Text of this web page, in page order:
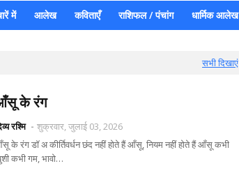
में आलेख कविताएँ राशिफल / पंचांग धार्मिक आलेख
सभी दिखाएं
के रंग
रश्मि
शुक्रवार, जुलाई 03, 2026
के रंग डॉ अ कीर्तिवर्धन छंद नहीं होते हैं आँसू, नियम नहीं होते हैं आँसू कभी
कभी गम, भावो…